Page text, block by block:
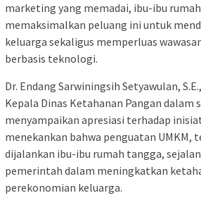
marketing yang memadai, ibu-ibu
memaksimalkan peluang ini untuk
keluarga sekaligus memperluas
berbasis teknologi.
Dr. Endang Sarwiningsih Setyawulan,
Kepala Dinas Ketahanan Pangan dalam
menyampaikan apresiasi terhadap
menekankan bahwa penguatan UMKM,
dijalankan ibu-ibu rumah tangga,
pemerintah dalam meningkatkan
perekonomian keluarga.